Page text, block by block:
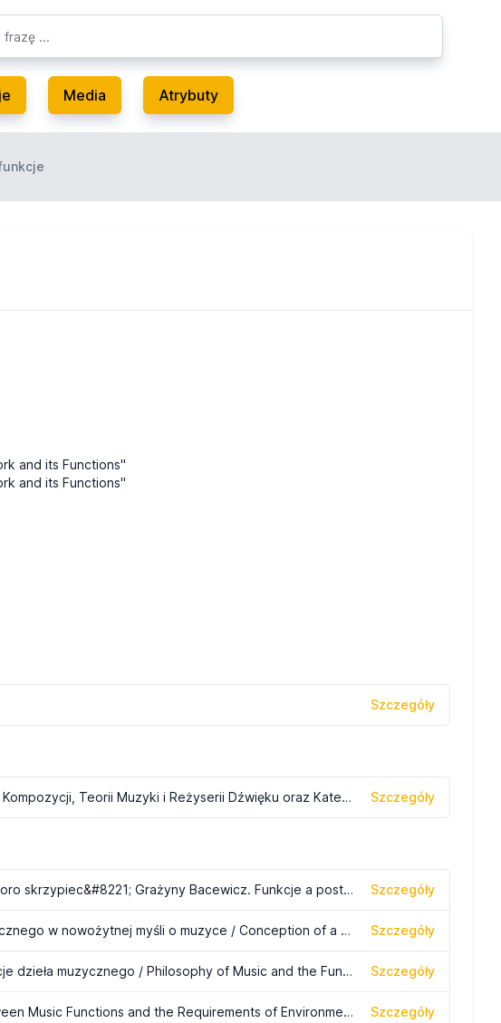
Media Atrybuty
and its Functions"
and its Functions"
Szczegóły
Organizatorzy: Wydział Kompozycji, Teorii Muzyki i Reżyserii Dźwięku oraz Katedra Teorii Muzyki i Kompozycji Szczegóły
&#8222;Kwartet na czworo skrzypiec&#8221; Grażyny Bacewicz. Funkcje a postać brzmieniowa dzieła / Grażyna Bacewicz&#8217;s &#8220;Quartet for Four Violins&#8221;: Its Functions and Sound Form Szczegóły
Koncepcje dzieła muzycznego w nowożytnej myśli o muzyce / Conception of a Musical Work in the Context of Modern Musical Thought Szczegóły
Filozofia muzyki a funkcje dzieła muzycznego / Philosophy of Music and the Functions of a Musical Work Szczegóły
The Relationships between Music Functions and the Requirements of Environment / Zależności między funkcjami muzyki a uwarunkowaniami środowiska Szczegóły